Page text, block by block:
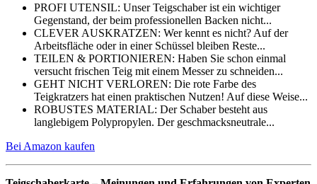
PROFI UTENSIL: Unser Teigschaber ist ein wichtiger
Gegenstand, der beim professionellen Backen nicht...
CLEVER AUSKRATZEN: Wer kennt es nicht? Auf der
Arbeitsfläche oder in einer Schüssel bleiben Reste...
TEILEN & PORTIONIEREN: Haben Sie schon einmal
versucht frischen Teig mit einem Messer zu schneiden...
GEHT NICHT VERLOREN: Die rote Farbe des
Teigkratzers hat einen praktischen Nutzen! Auf diese Weise...
ROBUSTES MATERIAL: Der Schaber besteht aus
langlebigem Polypropylen. Der geschmacksneutrale...
Bei Amazon kaufen